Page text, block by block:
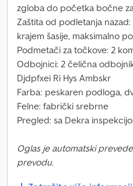
zgloba do početka bočne
Zaštita od podletanja
krajem šasije, maksimalno
Podmetači za točkove: 2
Odbojnici: 2 čelična
Djdpfxei Ri Hys Ambskr
Farba: peskaren podloga,
Felne: fabrički srebrne
Pregled: sa Dekra
Oglas je automatski
prevodu.